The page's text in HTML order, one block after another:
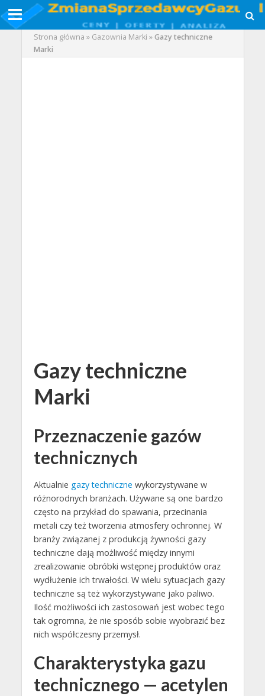
Strona główna » Gazownia Marki »Gazy techniczne
Marki
Gazy techniczne
Marki
Przeznaczenie gazów
technicznych
Aktualnie gazy techniczne wykorzystywane w
różnorodnych branżach. Używane są one bardzo
często na przykład do spawania, przecinania
metali czy też tworzenia atmosfery ochronnej. W
branży związanej z produkcją żywności gazy
techniczne dają możliwość między innymi
zrealizowanie obróbki wstępnej produktów oraz
wydłużenie ich trwałości. W wielu sytuacjach gazy
techniczne są też wykorzystywane jako paliwo.
Ilość możliwości ich zastosowań jest wobec tego
tak ogromna, że nie sposób sobie wyobrazić bez
nich współczesny przemysł.
Charakterystyka gazu
technicznego — acetylen